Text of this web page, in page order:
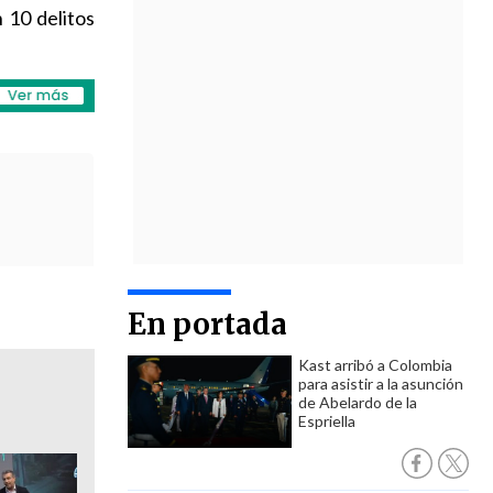
En portada
Kast arribó a Colombia
para asistir a la asunción
de Abelardo de la
Espriella
10 delitos